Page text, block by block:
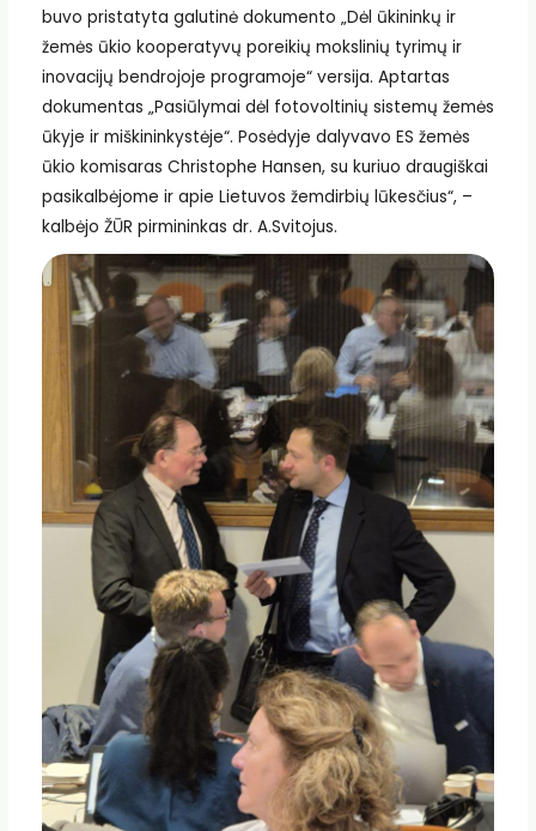
buvo pristatyta galutinė dokumento „Dėl ūkininkų ir
žemės ūkio kooperatyvų poreikių mokslinių tyrimų ir
inovacijų bendrojoje programoje“ versija. Aptartas
dokumentas „Pasiūlymai dėl fotovoltinių sistemų žemės
ūkyje ir miškininkystėje“. Posėdyje dalyvavo ES žemės
ūkio komisaras Christophe Hansen, su kuriuo draugiškai
pasikalbėjome ir apie Lietuvos žemdirbių lūkesčius“, –
kalbėjo ŽŪR pirmininkas dr. A.Svitojus.